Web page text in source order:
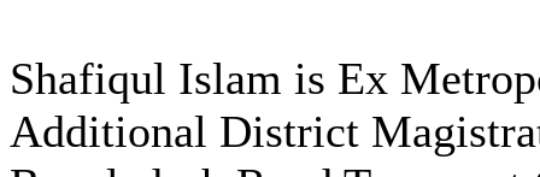
Shafiqul Islam is Ex
Additional District